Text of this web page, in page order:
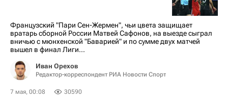
Французский "Пари Сен-Жермен", чьи цвета защищает
вратарь сборной России Матвей Сафонов, на выезде сыграл
вничью с мюнхенской "Баварией" и по сумме двух матчей
вышел в финал Лиги...
Иван Орехов
Редактор-корреспондент РИА Новости Спорт
7 мая, 00:08 30590